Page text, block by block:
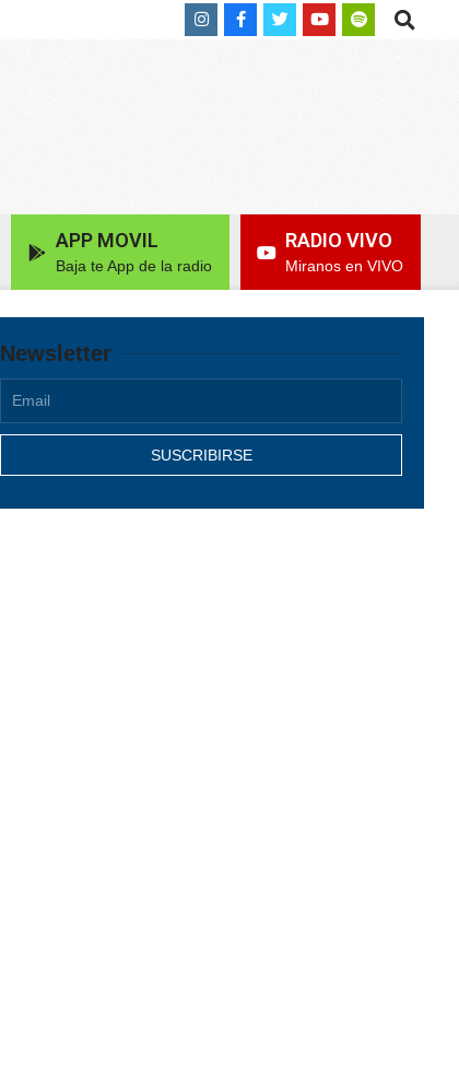
Search
APP MOVIL
Baja te App de la radio
RADIO VIVO
Miranos en VIVO
Newsletter